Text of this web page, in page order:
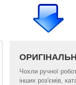
Чохли ручної
інших роз'ємів,